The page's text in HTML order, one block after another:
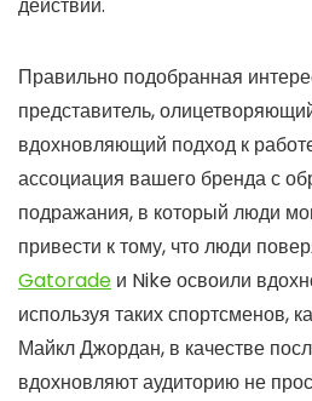
Правильно подобранная
представитель,
вдохновляющий подход к
ассоциация вашего бренда с
подражания, в который люди
привести к тому, что люди
Gatorade и Nike освоили
используя таких спортсменов,
Майкл Джордан, в качестве
вдохновляют аудиторию не